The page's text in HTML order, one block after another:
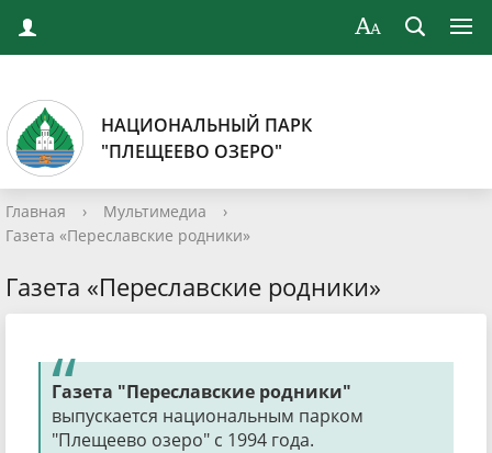
НАЦИОНАЛЬНЫЙ ПАРК
"ПЛЕЩЕЕВО ОЗЕРО"
Главная › Мультимедиа
›
Газета «Переславские родники»
Газета «Переславские родники»
Газета "Переславские родники"
выпускается национальным парком
"Плещеево озеро" с 1994 года.